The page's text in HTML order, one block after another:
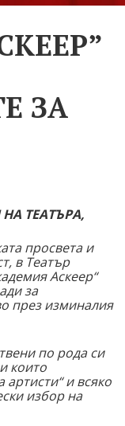
ЗА
ТЕАТЪРА,
просвета и
в Театър
Аскеер“
за
през изминалия
по рода си
които
артисти“ и всяко
избор на